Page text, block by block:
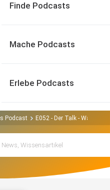
Finde Podcasts
Mache Podcasts
Erlebe Podcasts
Podcast E052 - Der Talk - Was ihr